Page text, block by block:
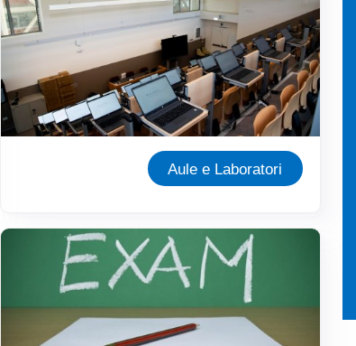
Aule e Laboratori
Immagine